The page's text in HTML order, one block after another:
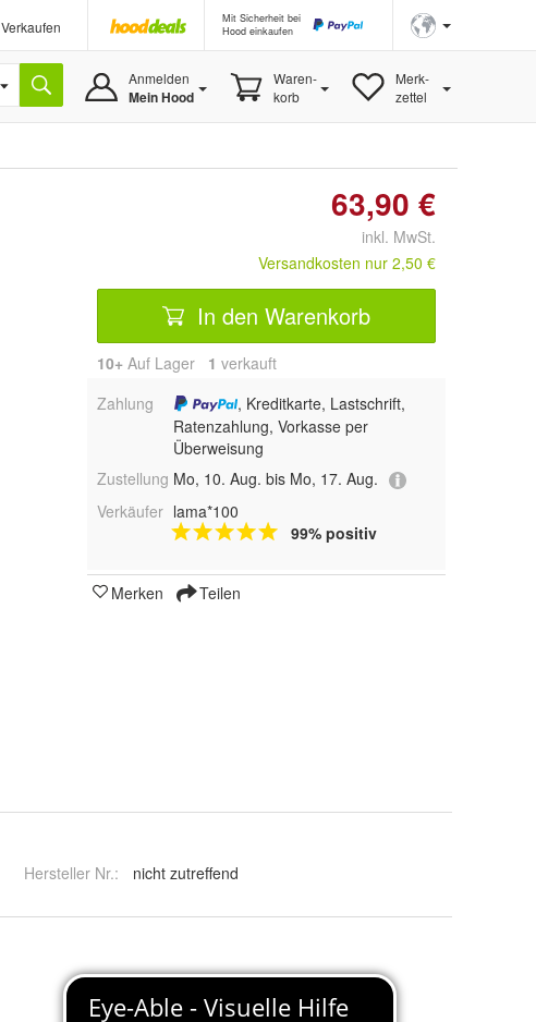
Verkaufen
Mit Sicherheit bei
Hood einkaufen
Anmelden
Mein Hood
Waren-
korb
Merk-
zettel
63,90 €
inkl. MwSt.
Versandkosten nur 2,50 €
In den Warenkorb
10+ Auf Lager 1 verkauft
Zahlung
, Kreditkarte, Lastschrift,
Ratenzahlung, Vorkasse per
Überweisung
Zustellung Mo, 10. Aug. bis Mo, 17. Aug.
Verkäufer lama*100
99% positiv
Merken Teilen
Hersteller Nr.: nicht zutreffend